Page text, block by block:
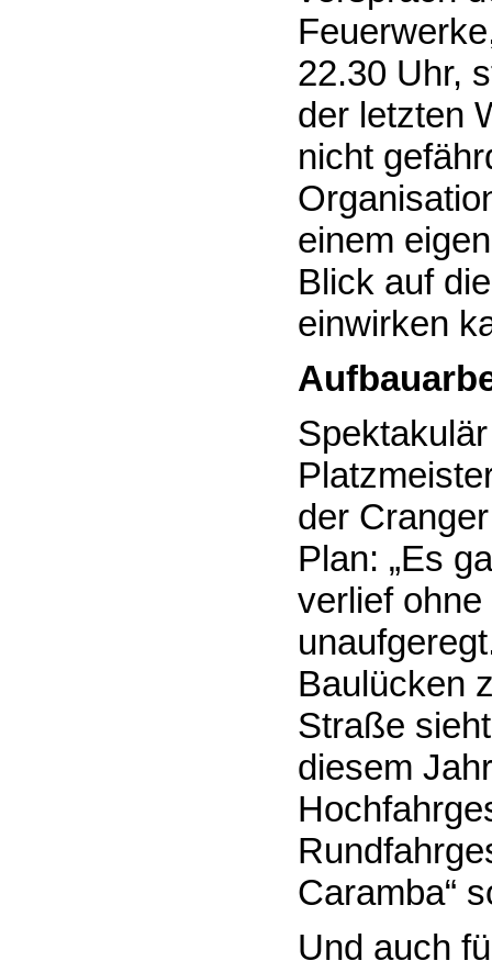
22.30 Uhr,
der letzten
nicht
einem
Blick auf
einwirken
der
Plan: „Es
verlief
Baulücken
Straße
diesem
Caramba“
Und auch